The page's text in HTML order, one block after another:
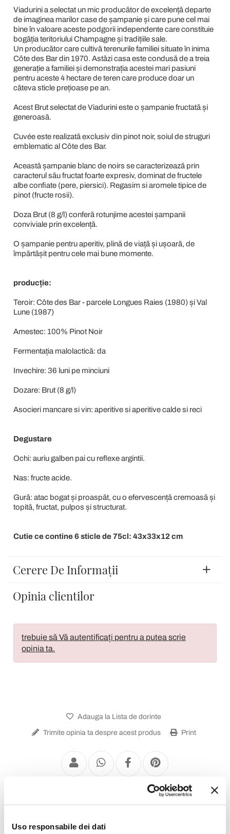
Uso responsabile dei dati
Viadurini a selectat un mic producător de excelență departe
de imaginea marilor case de șampanie și care pune cel mai
bine în valoare aceste podgorii independente care constituie
bogăția teritoriului Champagne și tradițiile sale.
Un producător care cultivă terenurile familiei situate în inima
Côte des Bar din 1970. Astăzi casa este condusă de a treia
generație a familiei și demonstrația acestei mari pasiuni
pentru aceste 4 hectare de teren care produce doar un
câteva sticle prețioase pe an.
Acest Brut selectat de Viadurini este o șampanie fructată și
generoasă.
Cuvée este realizată exclusiv din pinot noir, soiul de struguri
emblematic al Côte des Bar.
Această șampanie blanc de noirs se caracterizează prin
caracterul său fructat foarte expresiv, dominat de fructele
albe confiate (pere, piersici). Regasim si aromele tipice de
pinot (fructe rosii).
Doza Brut (8 g/l) conferă rotunjime acestei șampanii
conviviale prin excelență.
O șampanie pentru aperitiv, plină de viață și ușoară, de
împărtășit pentru cele mai bune momente.
producție:
Teroir: Côte des Bar - parcele Longues Raies (1980) și Val
Lune (1987)
Amestec: 100% Pinot Noir
Fermentația malolactică: da
Invechire: 36 luni pe minciuni
Dozare: Brut (8 g/l)
Asocieri mancare si vin: aperitive si aperitive calde si reci
Degustare
Ochi: auriu galben pai cu reflexe argintii.
Nas: fructe acide.
Gură: atac bogat și proaspăt, cu o efervescență cremoasă și
topită, fructat, pulpos și structurat.
Cutie ce contine 6 sticle de 75cl: 43x33x12 cm
Cerere De Informații
Opinia clientilor
trebuie să Vă autentificați pentru a putea scrie
opinia ta.
Adauga la Lista de dorinte
Trimite opinia ta despre acest produs Print